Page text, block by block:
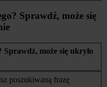
Sprawdź, może się
Sprawdź, może się ukryło
poszukiwaną frazę